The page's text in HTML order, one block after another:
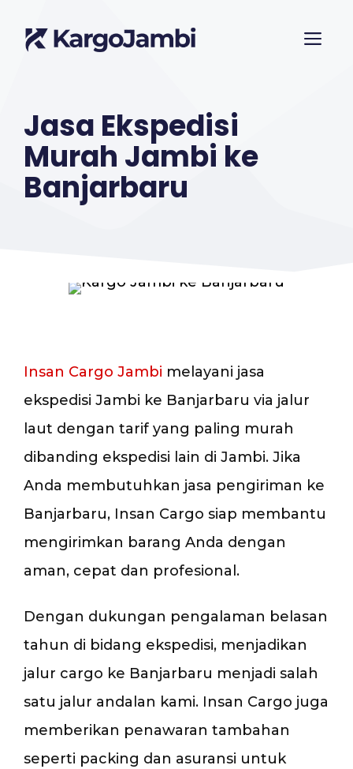
Jasa Ekspedisi
Murah Jambi ke
Banjarbaru
Insan Cargo Jambi melayani jasa
ekspedisi Jambi ke Banjarbaru via jalur
laut dengan tarif yang paling murah
dibanding ekspedisi lain di Jambi. Jika
Anda membutuhkan jasa pengiriman ke
Banjarbaru, Insan Cargo siap membantu
mengirimkan barang Anda dengan
aman, cepat dan profesional.
Dengan dukungan pengalaman belasan
tahun di bidang ekspedisi, menjadikan
jalur cargo ke Banjarbaru menjadi salah
satu jalur andalan kami. Insan Cargo juga
memberikan penawaran tambahan
seperti packing dan asuransi untuk